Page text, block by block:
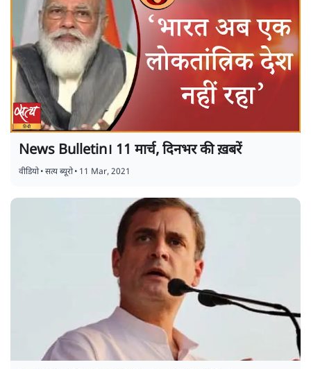
News Bulletin। 11 मार्च, दिनभर की ख़बरें
वीडियो•सत्य ब्यूरो• 11 Mar, 2021